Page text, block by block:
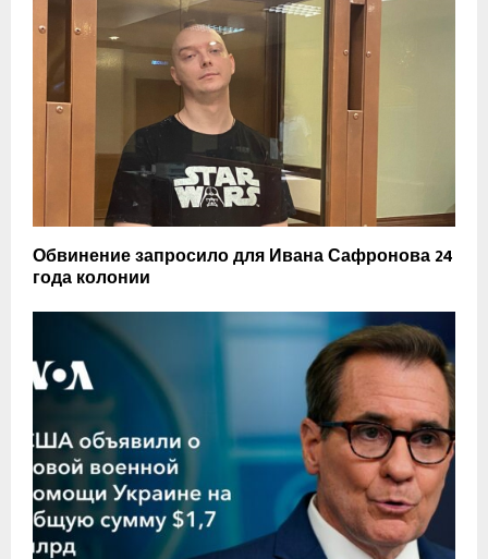
Обвинение запросило для Ивана Сафронова 24
года колонии